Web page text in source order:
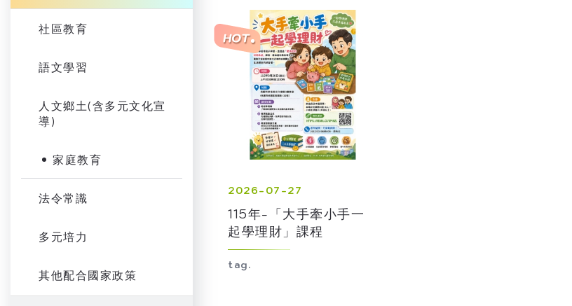
社區教育
語文學習
人文鄉土(含多元文化宣
導)
家庭教育
法令常識
多元培力
其他配合國家政策
2026-07-27
115年-「大手牽小手一
起學理財」課程
tag.